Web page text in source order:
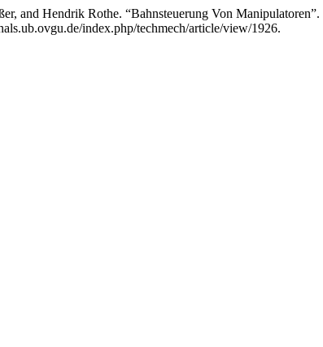
and Hendrik Rothe. “Bahnsteuerung Von Manipulatoren”.
index.php/techmech/article/view/1926.